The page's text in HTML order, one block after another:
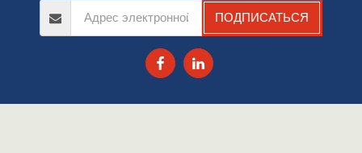
ПОДПИСАТЬСЯ